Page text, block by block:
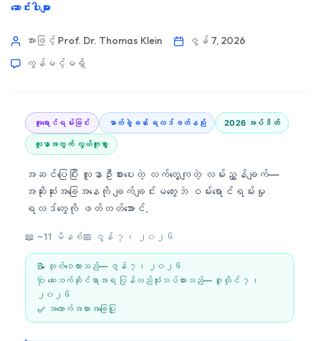
ဆောင်းပါးများ
အားဖြင့် Prof. Dr. Thomas Klein
ဇွန် 7, 2026
ကွန်မင့်မရှိ
အူရောင်ရမ်းခြင်း ဓာတ်ခွဲခန်း ရလဒ်ဖတ်နည်း 2026 အပ်ဒိတ်
လူနာအတွက် လွယ်ကူစွာ
အဆင်ပြေပြီး လူနာဦးစားပေးတဲ့ လက်တွေ့ကျတဲ့ လမ်းညွှန်ချက်—
အဆိုးဆုံးအခြေအနေကို ချက်ချင်းမတွေးဘဲ ဝမ်းရောင်ရမ်းမှု
ရလဒ်တွေကို ဖတ်တတ်အောင်.
📖 ~11 မိနစ်📅 ဇွန် ၇၊ ၂၀၂၆
📝 ထုတ်ဝေထားသည်— ဇွန် ၇၊ ၂၀၂၆
🩺 ဆေးဘက်ဆိုင်ရာအရ ပြန်လည်သုံးသပ်ထားသည်— ဇူလိုင် ၇၊
၂၀၂၆
✅ အထောက်အထားအခြေပြု